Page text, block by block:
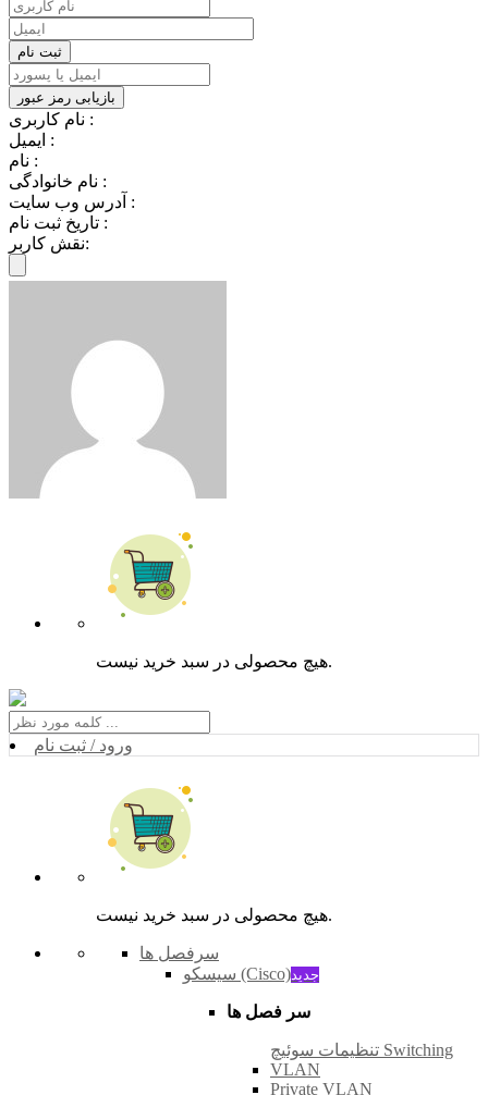
نام کاربری :
ایمیل :
نام :
نام خانوادگی :
آدرس وب سایت :
تاریخ ثبت نام :
نقش کاربر:
هیچ محصولی در سبد خرید نیست.
ورود / ثبت نام
هیچ محصولی در سبد خرید نیست.
سرفصل ها
سیسکو (Cisco)جدید
سر فصل ها
تنظیمات سوئیچ Switching
VLAN
Private VLAN